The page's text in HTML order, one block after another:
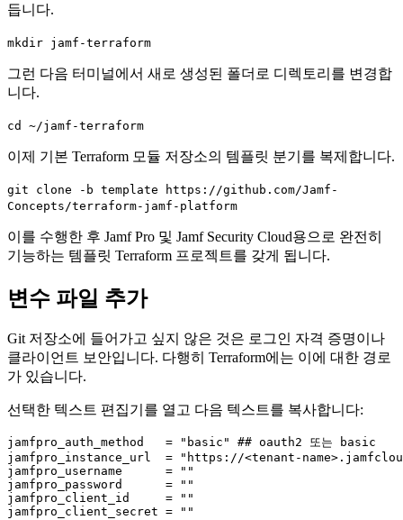
듭니다.
mkdir jamf-terraform
그런 다음 터미널에서 새로 생성된 폴더로 디렉토리를 변경합
니다.
cd ~/jamf-terraform
이제 기본 Terraform 모듈 저장소의 템플릿 분기를 복제합니다.
git clone -b template https://github.com/Jamf-
Concepts/terraform-jamf-platform
이를 수행한 후 Jamf Pro 및 Jamf Security Cloud용으로 완전히
기능하는 템플릿 Terraform 프로젝트를 갖게 됩니다.
변수 파일 추가
Git 저장소에 들어가고 싶지 않은 것은 로그인 자격 증명이나
클라이언트 보안입니다. 다행히 Terraform에는 이에 대한 경로
가 있습니다.
선택한 텍스트 편집기를 열고 다음 텍스트를 복사합니다:
jamfpro_auth_method   = "basic" ## oauth2 또는 basic
jamfpro_instance_url  = "https://<tenant-
jamfpro_username      = ""
jamfpro_password      = ""
jamfpro_client_id     = ""
jamfpro_client_secret = ""